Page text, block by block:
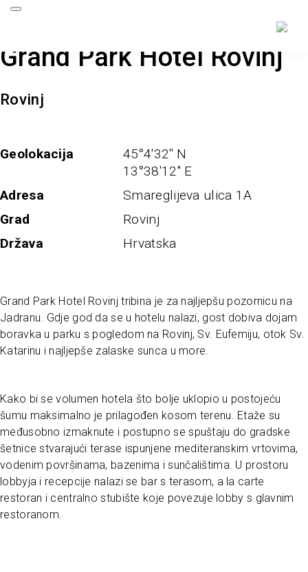
Grand Park Hotel Rovinj
Rovinj
Geolokacija
45°4'32'' N
13°38'12'' E
Adresa
Smareglijeva ulica 1A
Grad
Rovinj
Država
Hrvatska
Grand Park Hotel Rovinj tribina je za najljepšu pozornicu na
Jadranu. Gdje god da se u hotelu nalazi, gost dobiva dojam
boravka u parku s pogledom na Rovinj, Sv. Eufemiju, otok Sv.
Katarinu i najljepše zalaske sunca u more.
Kako bi se volumen hotela što bolje uklopio u postojeću
šumu maksimalno je prilagođen kosom terenu. Etaže su
međusobno izmaknute i postupno se spuštaju do gradske
šetnice stvarajući terase ispunjene mediteranskim vrtovima,
vodenim površinama, bazenima i sunčalištima. U prostoru
lobbyja i recepcije nalazi se bar s terasom, a la carte
restoran i centralno stubište koje povezuje lobby s glavnim
restoranom.